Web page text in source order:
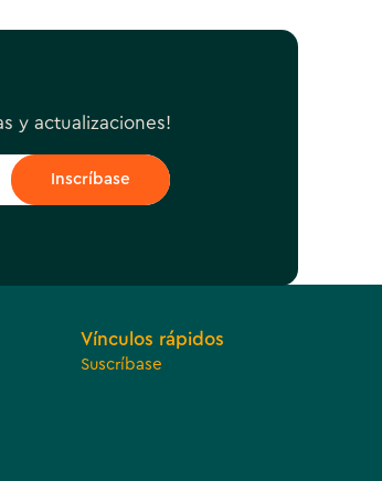
y actualizaciones!
Vínculos rápidos
Suscríbase